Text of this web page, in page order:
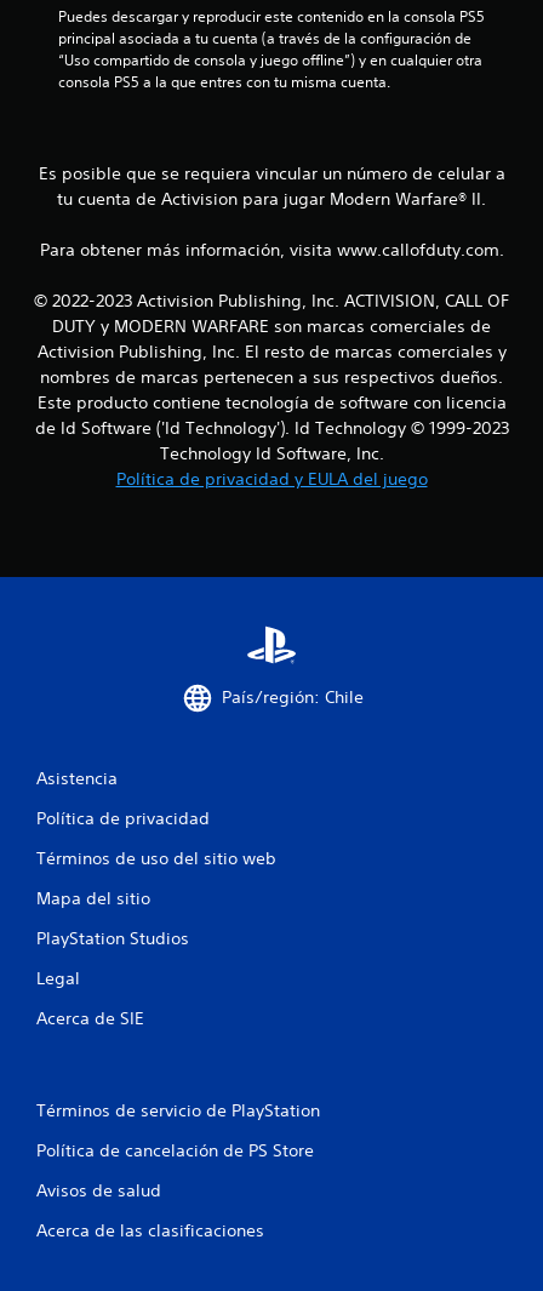
s
t
e
l
l
a
s
e
n
Puedes descargar y reproducir este contenido en la consola PS5
principal asociada a tu cuenta (a través de la configuración de
“Uso compartido de consola y juego offline”) y en cualquier otra
consola PS5 a la que entres con tu misma cuenta.
Es posible que se requiera vincular un número de celular a
tu cuenta de Activision para jugar Modern Warfare® II.
Para obtener más información, visita www.callofduty.com.
© 2022-2023 Activision Publishing, Inc. ACTIVISION, CALL OF
DUTY y MODERN WARFARE son marcas comerciales de
Activision Publishing, Inc. El resto de marcas comerciales y
nombres de marcas pertenecen a sus respectivos dueños.
Este producto contiene tecnología de software con licencia
de Id Software ('Id Technology'). Id Technology © 1999-2023
Technology Id Software, Inc.
Política de privacidad y EULA del juego
País/región: Chile
Asistencia
Política de privacidad
Términos de uso del sitio web
Mapa del sitio
PlayStation Studios
Legal
Acerca de SIE
Términos de servicio de PlayStation
Política de cancelación de PS Store
Avisos de salud
Acerca de las clasificaciones